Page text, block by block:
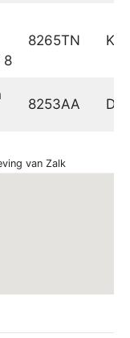
8
8265TN
8253AA
van Zalk